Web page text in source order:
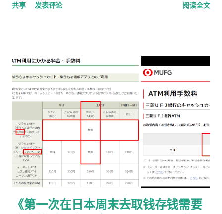
完了，请邮寄材料 」的邮件 选择 邮送方式领取新在留卡 需要自
载 PDF（不是费用说明页） 👉
https://www.moj.go.jp/isa/content/930002833.pdf 打印后
填写： 右上角： 申请受理编号 右下角： 本人姓名 在指定的「収
入印紙贴付栏」内： 贴 5,500 日元的收入印纸 可以是 两张或多
张 不重叠、不消印 📌 5,500 日元适用于： 2025 年 4 月 1 日以
后提交的在留期间更新 / 资格变更申请 ② 准备回邮用【レター
パック】 可以使用： 青色：レターパックライト（430 日元）
或红色：レターパックプラス（更稳，但非强制） 回邮用 レター
パック： 提前写好“收件人地址” 可写：本人住址 或 公司地址 不
要封口 可 对折一次 （标准做法） 📌 官方邮件只写「レターパッ
ク」， 没有指定必须 Plus，也没有写必须本人签收 。 ③ 用【简
共享 发表评论 阅读全文
《第一次在日本周末去取钱存钱需要